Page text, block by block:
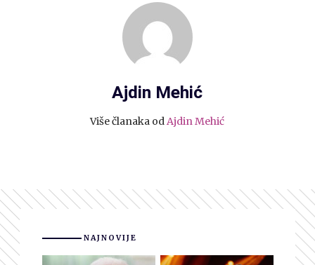
Ajdin Mehić
Više članaka odAjdin Mehić
NAJNOVIJE